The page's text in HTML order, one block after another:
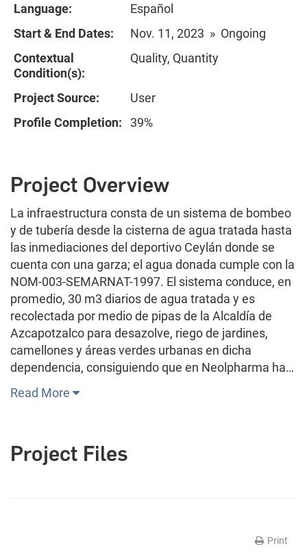
Language:
Español
Start & End Dates:
Nov. 11, 2023 » Ongoing
Contextual
Condition(s):
Quality, Quantity
Project Source:
User
Profile Completion:
39%
Project Overview
La infraestructura consta de un sistema de bombeo
y de tubería desde la cisterna de agua tratada hasta
las inmediaciones del deportivo Ceylán donde se
cuenta con una garza; el agua donada cumple con la
NOM-003-SEMARNAT-1997. El sistema conduce, en
promedio, 30 m3 diarios de agua tratada y es
recolectada por medio de pipas de la Alcaldía de
Azcapotzalco para desazolve, riego de jardines,
camellones y áreas verdes urbanas en dicha
dependencia, consiguiendo que en Neolpharma ha…
Read More
Project Files
Print